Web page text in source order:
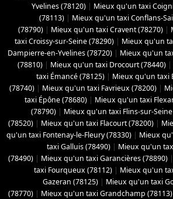
Yvelines (78120) | Mieux qu'un taxi
(78113) | Mieux qu'un taxi Conflans-
(78790) | Mieux qu'un taxi Cravent (78270) |
taxi Croissy-sur-Seine (78290) | Mieux qu'un
Dampierre-en-Yvelines (78720) | Mieux qu'un
(78810) | Mieux qu'un taxi Drocourt (78440) |
taxi Émancé (78125) | Mieux qu'un taxi
(78740) | Mieux qu'un taxi Favrieux (78200) |
taxi Épône (78680) | Mieux qu'un taxi
(78790) | Mieux qu'un taxi Flins-sur-
(78520) | Mieux qu'un taxi Flacourt (78200) |
qu'un taxi Fontenay-le-Fleury (78330) | Mieux
taxi Galluis (78490) | Mieux qu'un
(78490) | Mieux qu'un taxi Garancières (78890) |
taxi Fourqueux (78112) | Mieux qu'un
Gazeran (78125) | Mieux qu'un taxi
(78770) | Mieux qu'un taxi Grandchamp (78113)